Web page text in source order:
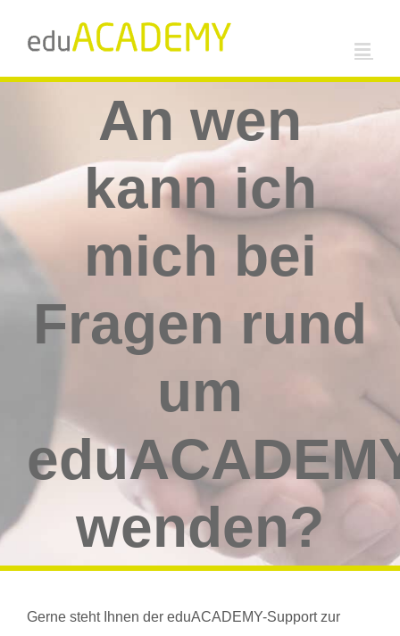
Inhalt
An wen
kann ich
mich bei
Fragen rund
um
wenden?
Gerne steht Ihnen der eduACADEMY-Support zur